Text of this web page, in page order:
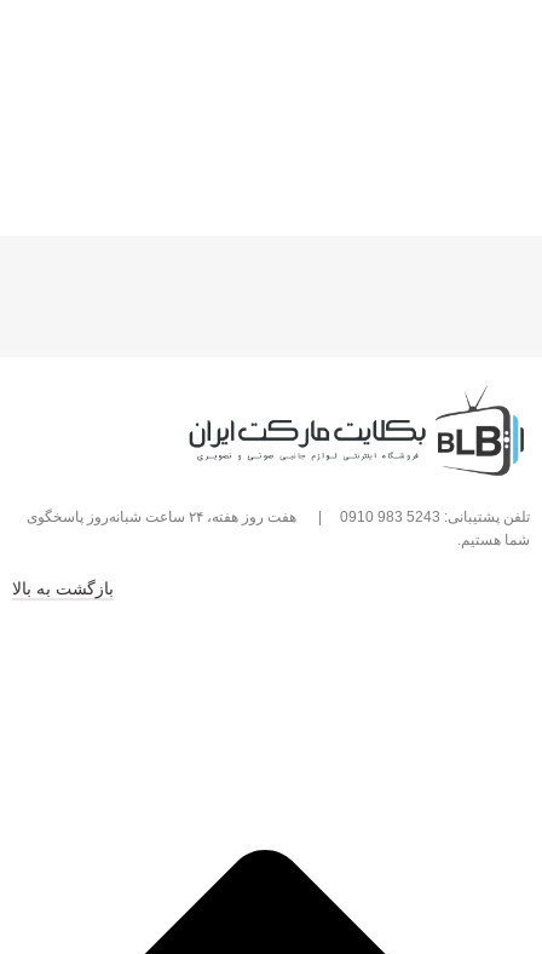
تلفن پشتیبانی: 5243 983 0910 |
هفت روز هفته، ۲۴ ساعت شبانه‌روز پاسخگوی
شما هستیم.
بازگشت به بالا